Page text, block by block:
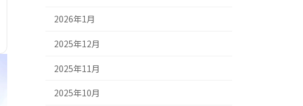
2026年1月
2025年12月
2025年11月
2025年10月